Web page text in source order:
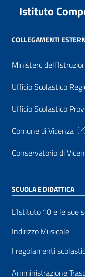
Istituto
COLLEGAMENTI
Ministero
Ufficio Scolastico
Ufficio Scolastico
Comune di Vicenza
Conservatorio di
SCUOLA E DIDATTICA
L’Istituto 10 e le sue
Indirizzo Musicale
I regolamenti
Amministrazione